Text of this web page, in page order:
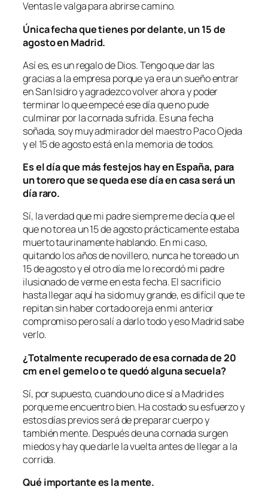
Ventas le valga para abrirse camino.
Única fecha que tienes por delante, un 15 de
agosto en Madrid.
Así es, es un regalo de Dios. Tengo que dar las
gracias a la empresa porque ya era un sueño entrar
en San Isidro y agradezco volver ahora y poder
terminar lo que empecé ese día que no pude
culminar por la cornada sufrida. Es una fecha
soñada, soy muy admirador del maestro Paco Ojeda
y el 15 de agosto está en la memoria de todos.
Es el día que más festejos hay en España, para
un torero que se queda ese día en casa será un
día raro.
Sí, la verdad que mi padre siempre me decía que el
que no torea un 15 de agosto prácticamente estaba
muerto taurinamente hablando. En mi caso,
quitando los años de novillero, nunca he toreado un
15 de agosto y el otro día me lo recordó mi padre
ilusionado de verme en esta fecha. El sacrificio
hasta llegar aquí ha sido muy grande, es difícil que te
repitan sin haber cortado oreja en mi anterior
compromiso pero salí a darlo todo y eso Madrid sabe
verlo.
¿Totalmente recuperado de esa cornada de 20
cm en el gemelo o te quedó alguna secuela?
Sí, por supuesto, cuando uno dice sí a Madrid es
porque me encuentro bien. Ha costado su esfuerzo y
estos días previos será de preparar cuerpo y
también mente. Después de una cornada surgen
miedos y hay que darle la vuelta antes de llegar a la
corrida.
Qué importante es la mente.